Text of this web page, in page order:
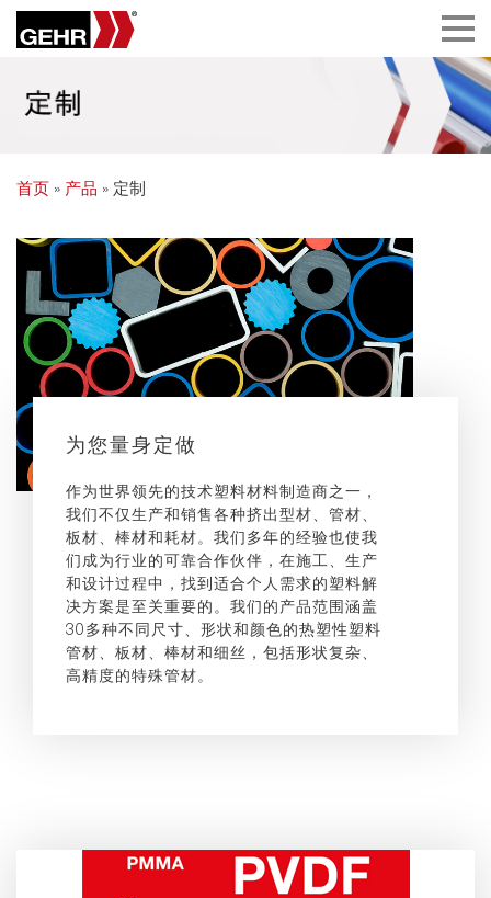
首页 » 产品 » 定制
为您量身定做
作为世界领先的技术塑料材料制造商之一，
我们不仅生产和销售各种挤出型材、管材、
板材、棒材和耗材。我们多年的经验也使我
们成为行业的可靠合作伙伴，在施工、生产
和设计过程中，找到适合个人需求的塑料解
决方案是至关重要的。我们的产品范围涵盖
30多种不同尺寸、形状和颜色的热塑性塑料
管材、板材、棒材和细丝，包括形状复杂、
高精度的特殊管材。